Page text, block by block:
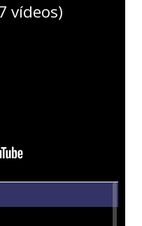
vídeos)